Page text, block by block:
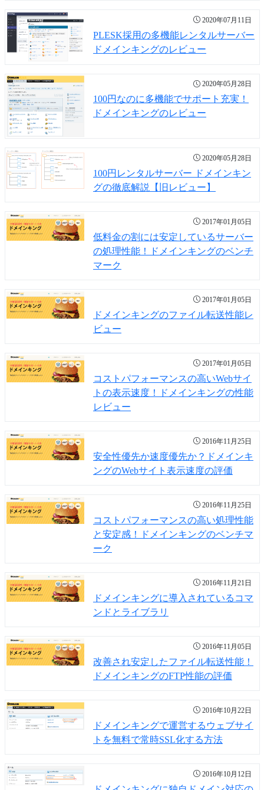
2020年07月11日
PLESK採用の多機能レンタルサーバー
ドメインキングのレビュー
2020年05月28日
100円なのに多機能でサポート充実！
ドメインキングのレビュー
2020年05月28日
100円レンタルサーバー ドメインキン
グの徹底解説【旧レビュー】
2017年01月05日
低料金の割には安定しているサーバー
の処理性能！ドメインキングのベンチ
マーク
2017年01月05日
ドメインキングのファイル転送性能レ
ビュー
2017年01月05日
コストパフォーマンスの高いWebサイ
トの表示速度！ドメインキングの性能
レビュー
2016年11月25日
安全性優先か速度優先か？ドメインキ
ングのWebサイト表示速度の評価
2016年11月25日
コストパフォーマンスの高い処理性能
と安定感！ドメインキングのベンチマ
ーク
2016年11月21日
ドメインキングに導入されているコマ
ンドとライブラリ
2016年11月05日
改善され安定したファイル転送性能！
ドメインキングのFTP性能の評価
2016年10月22日
ドメインキングで運営するウェブサイ
トを無料で常時SSL化する方法
2016年10月12日